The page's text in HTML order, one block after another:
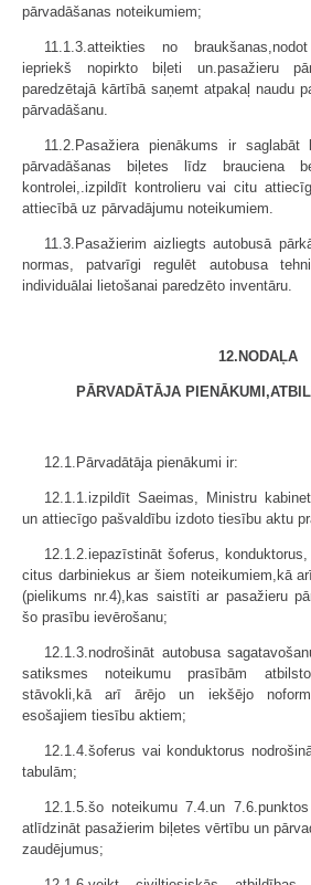
pārvadāšanas noteikumiem;
11.1.3.atteikties no
iepriekš nopirkto biļeti un.pasažieru
paredzētajā kārtībā saņemt atpakaļ naudu
pārvadāšanu.
11.2.Pasažiera pienākums ir saglabāt
pārvadāšanas biļetes līdz brauciena
kontrolei,.izpildīt kontrolieru vai citu
attiecībā uz pārvadājumu noteikumiem.
11.3.Pasažierim aizliegts autobusā
normas, patvarīgi regulēt autobusa
individuālai lietošanai paredzēto inventāru.
12.NODAĻA
PĀRVADĀTĀJA
12.1.Pārvadātāja pienākumi ir:
12.1.1.izpildīt Saeimas, Ministru
un attiecīgo pašvaldību izdoto tiesību aktu
12.1.2.iepazīstināt šoferus,
citus darbiniekus ar šiem noteikumiem,kā
(pielikums nr.4),kas saistīti ar pasažieru
šo prasību ievērošanu;
12.1.3.nodrošināt autobusa
satiksmes noteikumu prasībām
stāvokli,kā arī ārējo un iekšējo
esošajiem tiesību aktiem;
12.1.4.šoferus vai konduktorus
tabulām;
12.1.5.šo noteikumu 7.4.un
atlīdzināt pasažierim biļetes vērtību un
zaudējumus;